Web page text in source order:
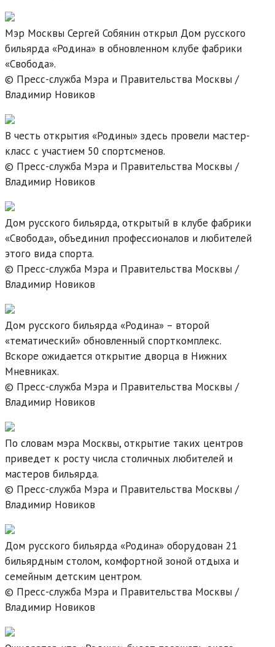
Мэр Москвы Сергей Собянин открыл Дом русского
бильярда «Родина» в обновленном клубе фабрики
«Свобода».
© Пресс-служба Мэра и Правительства Москвы /
Владимир Новиков
В честь открытия «Родины» здесь провели мастер-
класс с участием 50 спортсменов.
© Пресс-служба Мэра и Правительства Москвы /
Владимир Новиков
Дом русского бильярда, открытый в клубе фабрики
«Свобода», объединил профессионалов и любителей
этого вида спорта.
© Пресс-служба Мэра и Правительства Москвы /
Владимир Новиков
Дом русского бильярда «Родина» – второй
«тематический» обновленный спорткомплекс.
Вскоре ожидается открытие дворца в Нижних
Мневниках.
© Пресс-служба Мэра и Правительства Москвы /
Владимир Новиков
По словам мэра Москвы, открытие таких центров
приведет к росту числа столичных любителей и
мастеров бильярда.
© Пресс-служба Мэра и Правительства Москвы /
Владимир Новиков
Дом русского бильярда «Родина» оборудован 21
бильярдным столом, комфортной зоной отдыха и
семейным детским центром.
© Пресс-служба Мэра и Правительства Москвы /
Владимир Новиков